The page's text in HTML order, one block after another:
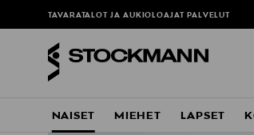
TAVARATALOT JA AUKIOLOAJAT PALVELUT
NAISET MIEHET LAPSET